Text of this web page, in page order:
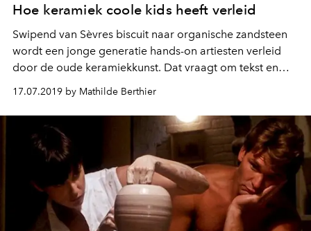
Hoe keramiek coole kids heeft verleid
Swipend van Sèvres biscuit naar organische zandsteen
wordt een jonge generatie hands-on artiesten verleid
door de oude keramiekkunst. Dat vraagt om tekst en
17.07.2019 by Mathilde Berthier